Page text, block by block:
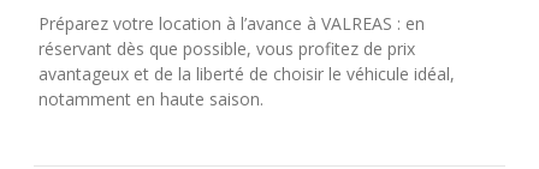
Préparez votre location à l’avance à VALREAS : en
réservant dès que possible, vous profitez de prix
avantageux et de la liberté de choisir le véhicule idéal,
notamment en haute saison.